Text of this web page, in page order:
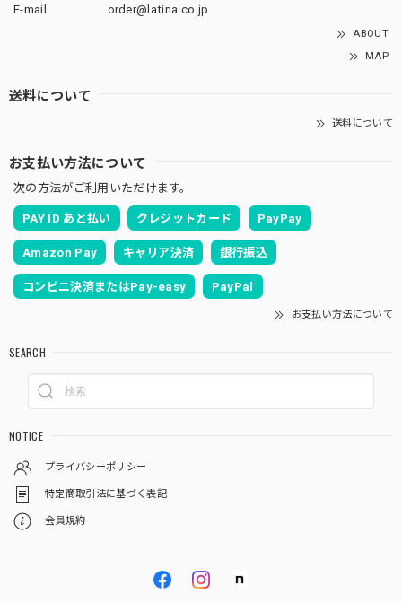
E-mail
order@latina.co.jp
ABOUT
MAP
送料について
送料について
お支払い方法について
次の方法がご利用いただけます。
PAY ID あと払い クレジットカード PayPay
Amazon Pay キャリア決済 銀行振込
コンビニ決済またはPay-easy PayPal
お支払い方法について
SEARCH
NOTICE
プライバシーポリシー
特定商取引法に基づく表記
会員規約